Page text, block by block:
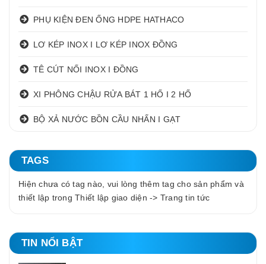
PHỤ KIỆN ĐEN ỐNG HDPE HATHACO
LƠ KÉP INOX I LƠ KÉP INOX ĐỒNG
TÊ CÚT NỐI INOX I ĐỒNG
XI PHÔNG CHẬU RỬA BÁT 1 HỐ I 2 HỐ
BỘ XẢ NƯỚC BỒN CẦU NHẤN I GẠT
TAGS
Hiện chưa có tag nào, vui lòng thêm tag cho sản phẩm và
thiết lập trong Thiết lập giao diện -> Trang tin tức
TIN NỔI BẬT